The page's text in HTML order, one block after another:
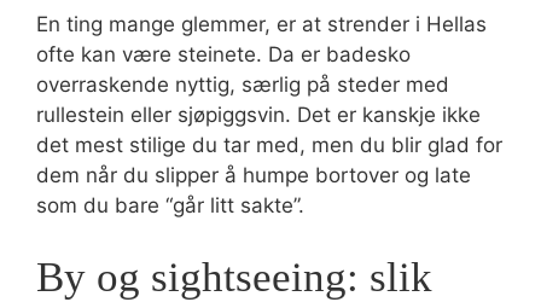
En ting mange glemmer, er at strender i Hellas
ofte kan være steinete. Da er badesko
overraskende nyttig, særlig på steder med
rullestein eller sjøpiggsvin. Det er kanskje ikke
det mest stilige du tar med, men du blir glad for
dem når du slipper å humpe bortover og late
som du bare “går litt sakte”.
By og sightseeing: slik